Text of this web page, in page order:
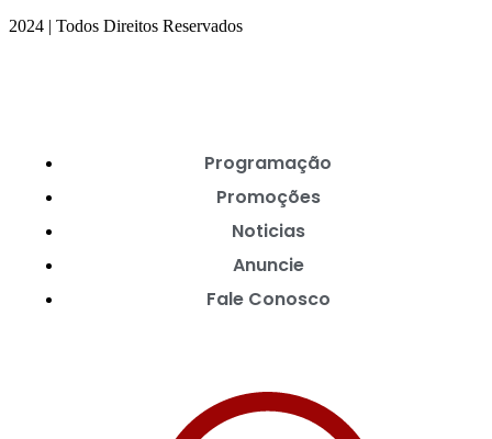
2024 | Todos Direitos Reservados
Programação
Promoções
Noticias
Anuncie
Fale Conosco